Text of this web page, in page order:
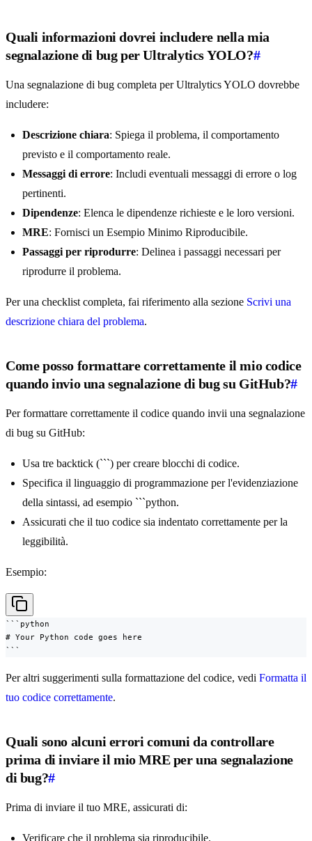
Quali informazioni dovrei includere nella mia
segnalazione di bug per Ultralytics YOLO?#
Una segnalazione di bug completa per Ultralytics YOLO dovrebbe
includere:
Descrizione chiara: Spiega il problema, il comportamento
previsto e il comportamento reale.
Messaggi di errore: Includi eventuali messaggi di errore o log
pertinenti.
Dipendenze: Elenca le dipendenze richieste e le loro versioni.
MRE: Fornisci un Esempio Minimo Riproducibile.
Passaggi per riprodurre: Delinea i passaggi necessari per
riprodurre il problema.
Per una checklist completa, fai riferimento alla sezione Scrivi una
descrizione chiara del problema.
Come posso formattare correttamente il mio codice
quando invio una segnalazione di bug su GitHub?#
Per formattare correttamente il codice quando invii una segnalazione
di bug su GitHub:
Usa tre backtick (```) per creare blocchi di codice.
Specifica il linguaggio di programmazione per l'evidenziazione
della sintassi, ad esempio ```python.
Assicurati che il tuo codice sia indentato correttamente per la
leggibilità.
Esempio:
```python
# Your Python code goes here
```
Per altri suggerimenti sulla formattazione del codice, vedi Formatta il
tuo codice correttamente.
Quali sono alcuni errori comuni da controllare
prima di inviare il mio MRE per una segnalazione
di bug?#
Prima di inviare il tuo MRE, assicurati di:
Verificare che il problema sia riproducibile.